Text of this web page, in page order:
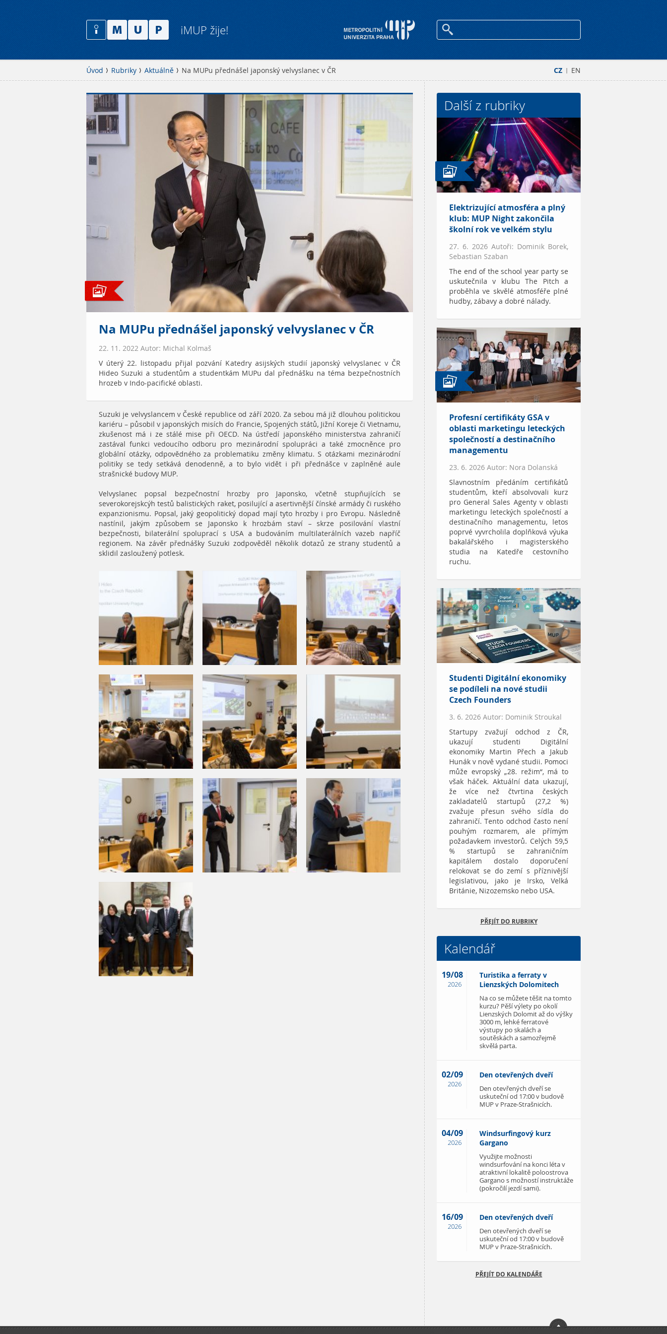
iMUP žije!
CZ | EN
Úvod Rubriky Aktuálně Na MUPu přednášel japonský velvyslanec v ČR
Na MUPu přednášel japonský velvyslanec v ČR
22. 11. 2022 Autor: Michal Kolmaš
V úterý 22. listopadu přijal pozvání Katedry asijských studií japonský velvyslanec v ČR
Hideo Suzuki a studentům a studentkám MUPu dal přednášku na téma bezpečnostních
hrozeb v Indo-pacifické oblasti.
Suzuki je velvyslancem v České republice od září 2020. Za sebou má již dlouhou politickou
kariéru – působil v japonských misích do Francie, Spojených států, Jižní Koreje či Vietnamu,
zkušenost má i ze stálé mise při OECD. Na ústředí japonského ministerstva zahraničí
zastával funkci vedoucího odboru pro mezinárodní spolupráci a také zmocněnce pro
globální otázky, odpovědného za problematiku změny klimatu. S otázkami mezinárodní
politiky se tedy setkává denodenně, a to bylo vidět i při přednášce v zaplněné aule
strašnické budovy MUP.
Velvyslanec popsal bezpečnostní hrozby pro Japonsko, včetně stupňujících se
severokorejskcýh testů balistických raket, posilující a asertivnější čínské armády či ruského
expanzionismu. Popsal, jaký geopolitický dopad mají tyto hrozby i pro Evropu. Následně
nastínil, jakým způsobem se Japonsko k hrozbám staví – skrze posilování vlastní
bezpečnosti, bilaterální spoluprací s USA a budováním multilaterálních vazeb napříč
regionem. Na závěr přednášky Suzuki zodpověděl několik dotazů ze strany studentů a
sklidil zasloužený potlesk.
Další z rubriky
Elektrizující atmosféra a plný
klub: MUP Night zakončila
školní rok ve velkém stylu
27. 6. 2026 Autoři: Dominik Borek,
Sebastian Szaban
The end of the school year party se
uskutečnila v klubu The Pitch a
proběhla ve skvělé atmosféře plné
hudby, zábavy a dobré nálady.
Profesní certifikáty GSA v
oblasti marketingu leteckých
společností a destinačního
managementu
23. 6. 2026 Autor: Nora Dolanská
Slavnostním předáním certifikátů
studentům, kteří absolvovali kurz
pro General Sales Agenty v oblasti
marketingu leteckých společností a
destinačního managementu, letos
poprvé vyvrcholila doplňková výuka
bakalářského i magisterského
studia na Katedře cestovního
ruchu.
Studenti Digitální ekonomiky
se podíleli na nové studii
Czech Founders
3. 6. 2026 Autor: Dominik Stroukal
Startupy zvažují odchod z ČR,
ukazují studenti Digitální
ekonomiky Martin Přech a Jakub
Hunák v nově vydané studii. Pomoci
může evropský „28. režim“, má to
však háček. Aktuální data ukazují,
že více než čtvrtina českých
zakladatelů startupů (27,2 %)
zvažuje přesun svého sídla do
zahraničí. Tento odchod často není
pouhým rozmarem, ale přímým
požadavkem investorů. Celých 59,5
% startupů se zahraničním
kapitálem dostalo doporučení
relokovat se do zemí s příznivější
legislativou, jako je Irsko, Velká
Británie, Nizozemsko nebo USA.
PŘEJÍT DO RUBRIKY
Kalendář
19/08
2026
Turistika a ferraty v
Lienzských Dolomitech
Na co se můžete těšit na tomto
kurzu? Pěší výlety po okolí
Lienzských Dolomit až do výšky
3000 m, lehké ferratové
výstupy po skalách a
soutěskách a samozřejmě
skvělá parta.
02/09
2026
Den otevřených dveří
Den otevřených dveří se
uskuteční od 17:00 v budově
MUP v Praze-Strašnicích.
04/09
2026
Windsurfingový kurz
Gargano
Využijte možnosti
windsurfování na konci léta v
atraktivní lokalitě poloostrova
Gargano s možností instruktáže
(pokročilí jezdí sami).
16/09
2026
Den otevřených dveří
Den otevřených dveří se
uskuteční od 17:00 v budově
MUP v Praze-Strašnicích.
PŘEJÍT DO KALENDÁŘE